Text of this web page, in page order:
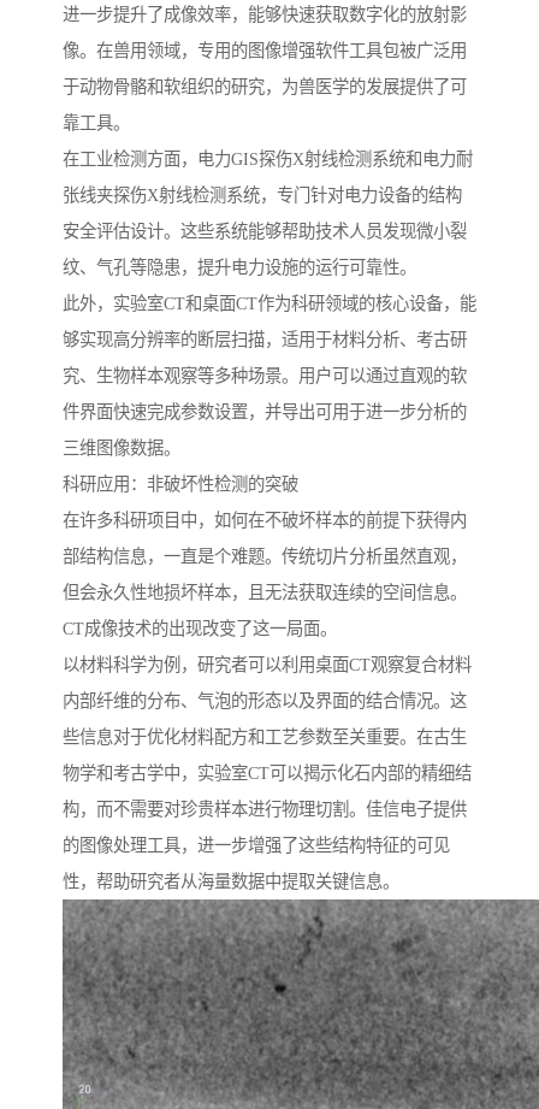
进一步提升了成像效率，能够快速获取数字化的放射影
像。在兽用领域，专用的图像增强软件工具包被广泛用
于动物骨骼和软组织的研究，为兽医学的发展提供了可
靠工具。
在工业检测方面，电力GIS探伤X射线检测系统和电力耐
张线夹探伤X射线检测系统，专门针对电力设备的结构
安全评估设计。这些系统能够帮助技术人员发现微小裂
纹、气孔等隐患，提升电力设施的运行可靠性。
此外，实验室CT和桌面CT作为科研领域的核心设备，能
够实现高分辨率的断层扫描，适用于材料分析、考古研
究、生物样本观察等多种场景。用户可以通过直观的软
件界面快速完成参数设置，并导出可用于进一步分析的
三维图像数据。
科研应用：非破坏性检测的突破
在许多科研项目中，如何在不破坏样本的前提下获得内
部结构信息，一直是个难题。传统切片分析虽然直观，
但会永久性地损坏样本，且无法获取连续的空间信息。
CT成像技术的出现改变了这一局面。
以材料科学为例，研究者可以利用桌面CT观察复合材料
内部纤维的分布、气泡的形态以及界面的结合情况。这
些信息对于优化材料配方和工艺参数至关重要。在古生
物学和考古学中，实验室CT可以揭示化石内部的精细结
构，而不需要对珍贵样本进行物理切割。佳信电子提供
的图像处理工具，进一步增强了这些结构特征的可见
性，帮助研究者从海量数据中提取关键信息。